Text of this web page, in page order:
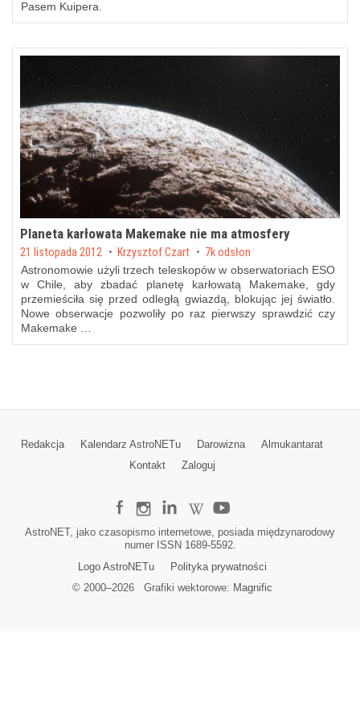
Pasem Kuipera.
Planeta karłowata Makemake nie ma atmosfery
Posted on
21 listopada 2012 by Krzysztof Czart 7k odsłon
Astronomowie użyli trzech teleskopów w obserwatoriach ESO
w Chile, aby zbadać planetę karłowatą Makemake, gdy
przemieściła się przed odległą gwiazdą, blokując jej światło.
Nowe obserwacje pozwoliły po raz pierwszy sprawdzić czy
Makemake …
Redakcja Kalendarz AstroNETu Darowizna
Almukantarat
Kontakt
Zaloguj
AstroNET, jako czasopismo internetowe, posiada międzynarodowy
numer ISSN 1689-5592.
Logo AstroNETu
Polityka prywatności
© 2000–2026Grafiki wektorowe: Magnific